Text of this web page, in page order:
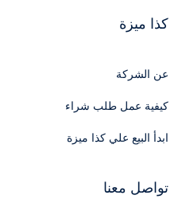
كذا ميزة
عن الشركة
كيفية عمل طلب شراء
ابدأ البيع علي كذا ميزة
تواصل معنا